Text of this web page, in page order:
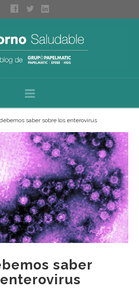
Navigation
saber sobre los enterovirus
saber